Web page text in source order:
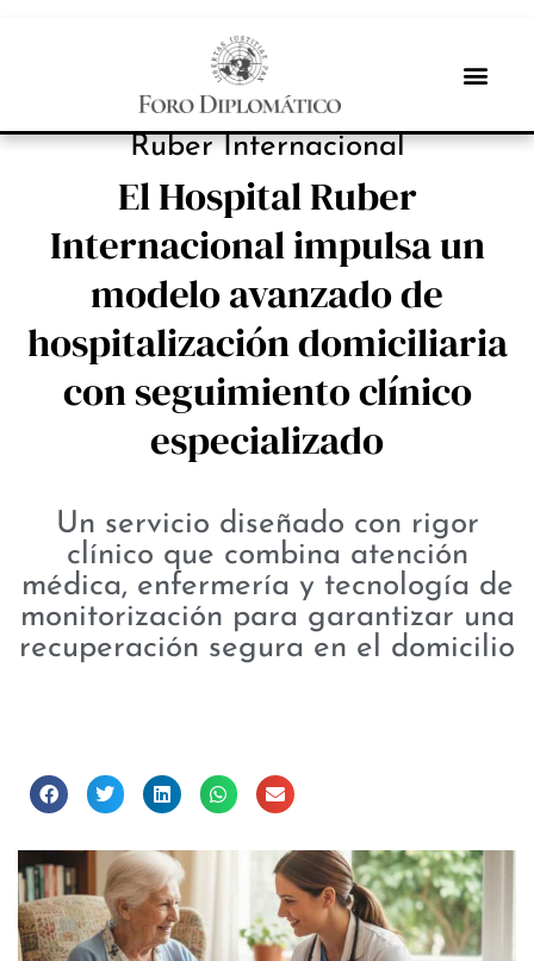
INBOX INTERNACIONAL
Ruber Internacional
El Hospital Ruber
Internacional impulsa un
modelo avanzado de
hospitalización domiciliaria
con seguimiento clínico
especializado
Un servicio diseñado con rigor
clínico que combina atención
médica, enfermería y tecnología de
monitorización para garantizar una
recuperación segura en el domicilio